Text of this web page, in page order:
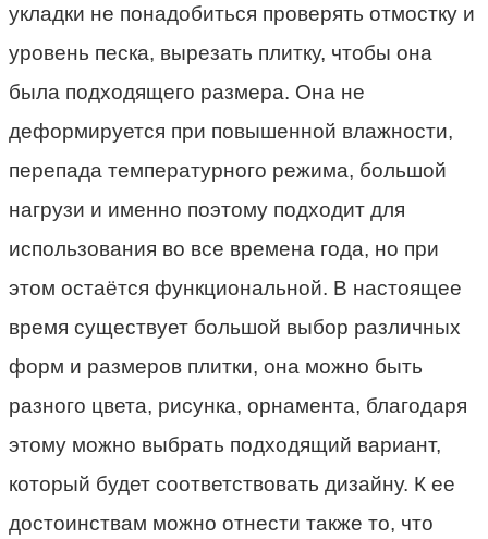
укладки не понадобиться проверять отмостку и
уровень песка, вырезать плитку, чтобы она
была подходящего размера. Она не
деформируется при повышенной влажности,
перепада температурного режима, большой
нагрузи и именно поэтому подходит для
использования во все времена года, но при
этом остаётся функциональной. В настоящее
время существует большой выбор различных
форм и размеров плитки, она можно быть
разного цвета, рисунка, орнамента, благодаря
этому можно выбрать подходящий вариант,
который будет соответствовать дизайну. К ее
достоинствам можно отнести также то, что